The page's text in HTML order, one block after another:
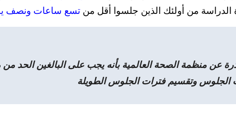
تسع ساعات ونصف
عن منظمة الصحة العالمية بأنه يجب على البالغين الحد من
الجلوس وتقسيم فترات الجلوس الطويلة